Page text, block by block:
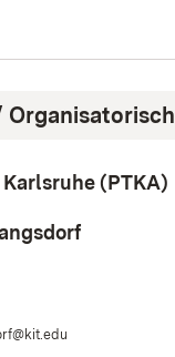
Organisatorisch
(PTKA)